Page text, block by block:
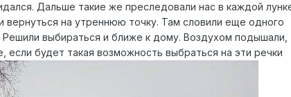
Дальше такие же преследовали нас в каждой
вернуться на утреннюю точку. Там словили еще одного
Решили выбираться и ближе к дому. Воздухом подышали,
будет такая возможность выбраться на эти речки